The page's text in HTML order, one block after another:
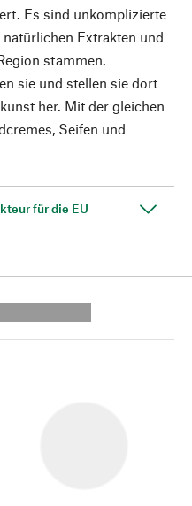
Es sind unkomplizierte
Extrakten und
stammen.
sie und stellen sie dort
her. Mit der gleichen
Seifen und
für die EU